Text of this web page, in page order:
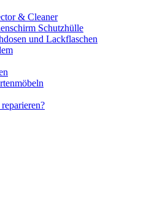
& Cleaner
Schutzhülle
und Lackflaschen